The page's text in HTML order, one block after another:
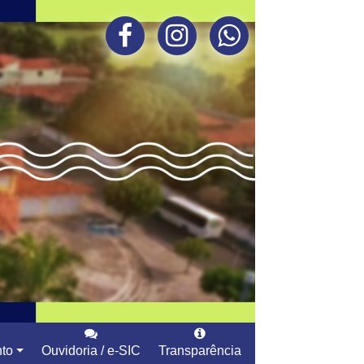
Ouvidoria / e-SIC Transparência